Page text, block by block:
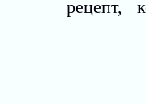
рецепт,